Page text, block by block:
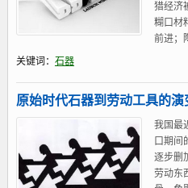
猎经济
糊口材
前进；
关键词： 石器
原始时代石器到劳动工具的
我国最
口期间
逐步删
劳动东